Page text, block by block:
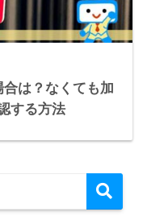
は？なくても加
する方法